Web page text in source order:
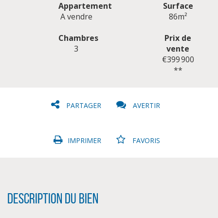
Appartement
A vendre
Surface
86m²
Chambres
3
Prix de
vente
€399 900
**
PARTAGER AVERTIR
IMPRIMER FAVORIS
Description du bien